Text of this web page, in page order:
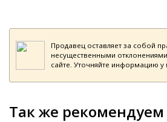
Продавец оставляет за собой
несущественными
сайте. Уточняйте информацию у
Так же рекомендуем